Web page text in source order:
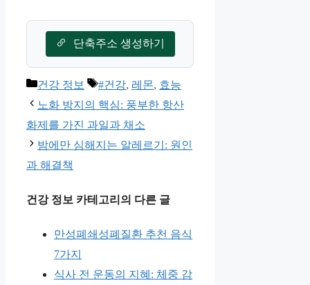
단축주소 생성하기
카
테
고
리
건강 정보
태
그
#건강, 레몬, 효능
노화 방지의 핵심: 풍부한 항산
화제를 가진 과일과 채소
밤에만 심해지는 알레르기: 원인
과 해결책
건강 정보 카테고리의 다른 글
만성폐쇄성폐질환 추천 음식
7가지
식사 전 운동의 지혜: 체중 감